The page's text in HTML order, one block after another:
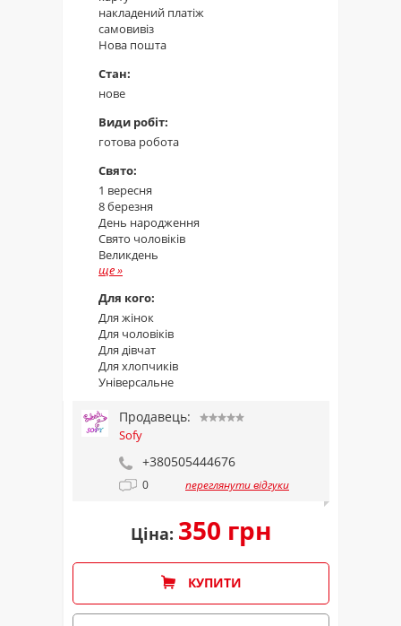
накладений платіж
самовивіз
Нова пошта
Стан:
нове
Види робіт:
готова робота
Свято:
1 вересня
8 березня
День народження
Свято чоловіків
Великдень
ще»
Для кого:
Для жінок
Для чоловіків
Для дівчат
Для хлопчиків
Універсальне
Продавець:
Sofy
+380505444676
0 переглянути відгуки
Ціна: 350 грн
КУПИТИ